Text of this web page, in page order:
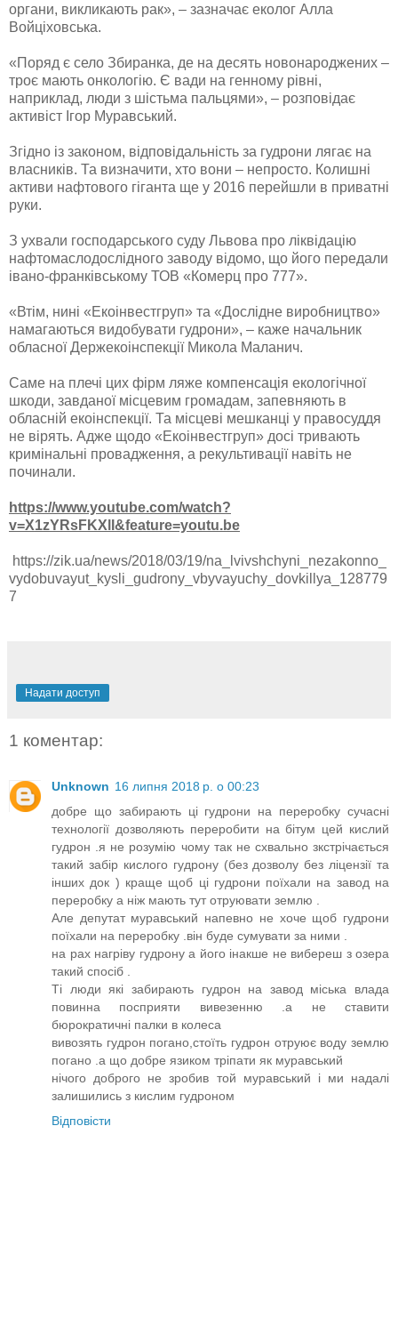
органи, викликають рак», – зазначає еколог Алла
Войціховська.
«Поряд є село Збиранка, де на десять новонароджених –
троє мають онкологію. Є вади на генному рівні,
наприклад, люди з шістьма пальцями», – розповідає
активіст Ігор Муравський.
Згідно із законом, відповідальність за гудрони лягає на
власників. Та визначити, хто вони – непросто. Колишні
активи нафтового гіганта ще у 2016 перейшли в приватні
руки.
З ухвали господарського суду Львова про ліквідацію
нафтомаслодослідного заводу відомо, що його передали
івано-франківському ТОВ «Комерц про 777».
«Втім, нині «Екоінвестгруп» та «Дослідне виробництво»
намагаються видобувати гудрони», – каже начальник
обласної Держекоінспекції Микола Маланич.
Саме на плечі цих фірм ляже компенсація екологічної
шкоди, завданої місцевим громадам, запевняють в
обласній екоінспекції. Та місцеві мешканці у правосуддя
не вірять. Адже щодо «Екоінвестгруп» досі тривають
кримінальні провадження, а рекультивації навіть не
починали.
https://www.youtube.com/watch?
v=X1zYRsFKXlI&feature=youtu.be
https://zik.ua/news/2018/03/19/na_lvivshchyni_nezakonno_
vydobuvayut_kysli_gudrony_vbyvayuchy_dovkillya_128779
7
Надати доступ
1 коментар:
Unknown 16 липня 2018 р. о 00:23
добре що забирають ці гудрони на переробку сучасні
технології дозволяють переробити на бітум цей кислий
гудрон .я не розумію чому так не схвально зкстрічається
такий забір кислого гудрону (без дозволу без ліцензії та
інших док ) краще щоб ці гудрони поїхали на завод на
переробку а ніж мають тут отруювати землю .
Але депутат муравський напевно не хоче щоб гудрони
поїхали на переробку .він буде сумувати за ними .
на рах нагріву гудрону а його інакше не вибереш з озера
такий спосіб .
Ті люди які забирають гудрон на завод міська влада
повинна посприяти вивезенню .а не ставити
бюрократичні палки в колеса
вивозять гудрон погано,стоїть гудрон отруює воду землю
погано .а що добре язиком тріпати як муравський
нічого доброго не зробив той муравський і ми надалі
залишились з кислим гудроном
Відповісти